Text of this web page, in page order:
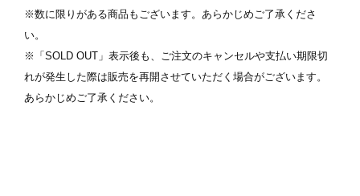
※数に限りがある商品もございます。あらかじめご了承くださ
い。
※「SOLD OUT」表示後も、ご注文のキャンセルや支払い期限切
れが発生した際は販売を再開させていただく場合がございます。
あらかじめご了承ください。